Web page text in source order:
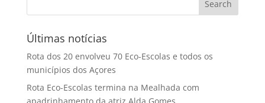
Últimas notícias
Rota dos 20 envolveu 70 Eco-Escolas e todos os
municípios dos Açores
Rota Eco-Escolas termina na Mealhada com